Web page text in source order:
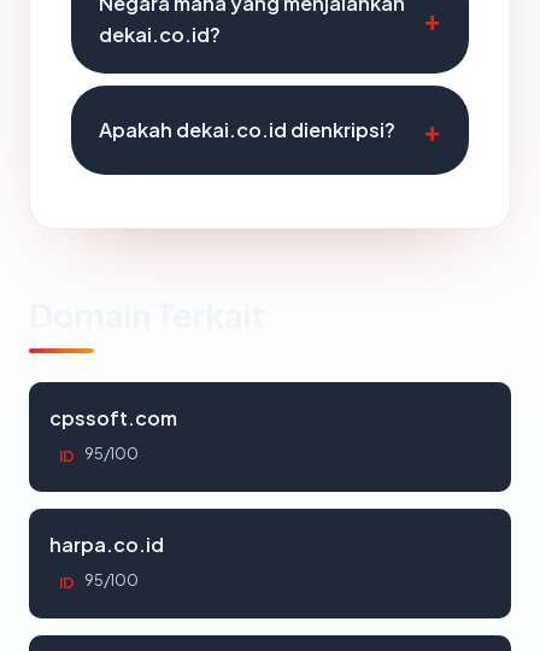
dekai.co.id?
Apakah dekai.co.id dienkripsi?
cpssoft.com
ID 95/100
harpa.co.id
ID 95/100